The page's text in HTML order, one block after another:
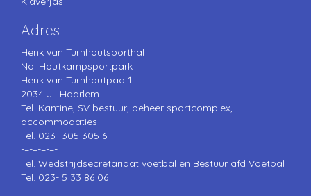
Adres
Henk van Turnhoutsporthal
Nol Houtkampsportpark
Henk van Turnhoutpad 1
2034 JL Haarlem
Tel. Kantine, SV bestuur, beheer sportcomplex,
accommodaties
Tel. 023- 305 305 6
-=-=-=-=-
Tel. Wedstrijdsecretariaat voetbal en Bestuur afd Voetbal
Tel. 023- 5 33 86 06